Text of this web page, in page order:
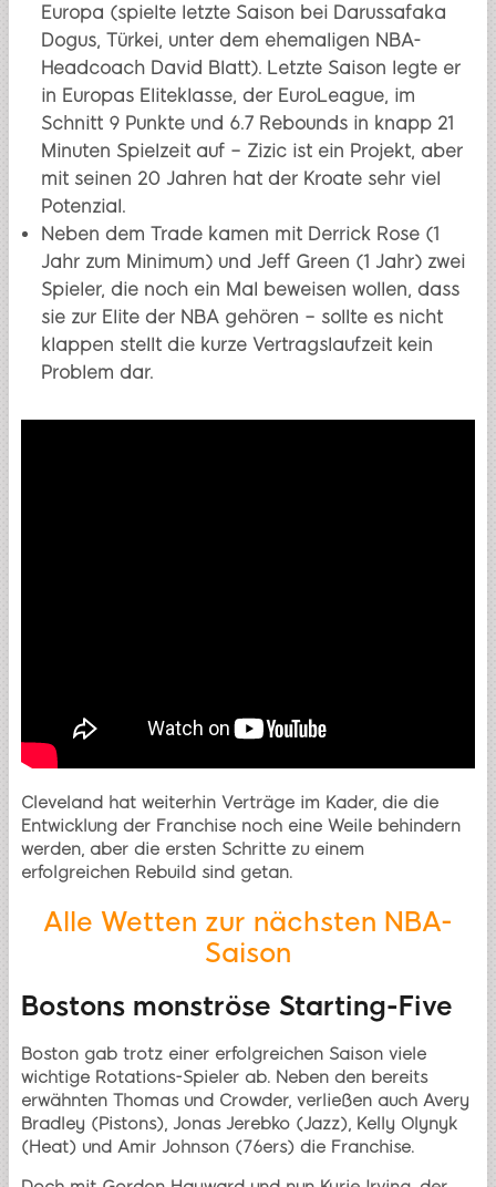
Europa (spielte letzte Saison bei Darussafaka
Dogus, Türkei, unter dem ehemaligen NBA-
Headcoach David Blatt). Letzte Saison legte er
in Europas Eliteklasse, der EuroLeague, im
Schnitt 9 Punkte und 6.7 Rebounds in knapp 21
Minuten Spielzeit auf – Zizic ist ein Projekt, aber
mit seinen 20 Jahren hat der Kroate sehr viel
Potenzial.
Neben dem Trade kamen mit Derrick Rose (1
Jahr zum Minimum) und Jeff Green (1 Jahr) zwei
Spieler, die noch ein Mal beweisen wollen, dass
sie zur Elite der NBA gehören – sollte es nicht
klappen stellt die kurze Vertragslaufzeit kein
Problem dar.
Cleveland hat weiterhin Verträge im Kader, die die
Entwicklung der Franchise noch eine Weile behindern
werden, aber die ersten Schritte zu einem
erfolgreichen Rebuild sind getan.
Alle Wetten zur nächsten NBA-
Saison
Bostons monströse Starting-Five
Boston gab trotz einer erfolgreichen Saison viele
wichtige Rotations-Spieler ab. Neben den bereits
erwähnten Thomas und Crowder, verließen auch Avery
Bradley (Pistons), Jonas Jerebko (Jazz), Kelly Olynyk
(Heat) und Amir Johnson (76ers) die Franchise.